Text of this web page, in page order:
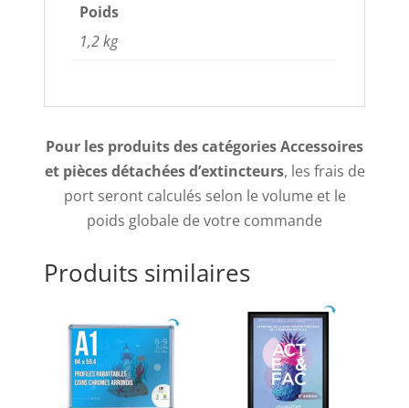
Poids
1,2 kg
Pour les produits des catégories Accessoires
et pièces détachées d’extincteurs, les frais de
port seront calculés selon le volume et le
poids globale de votre commande
Produits similaires